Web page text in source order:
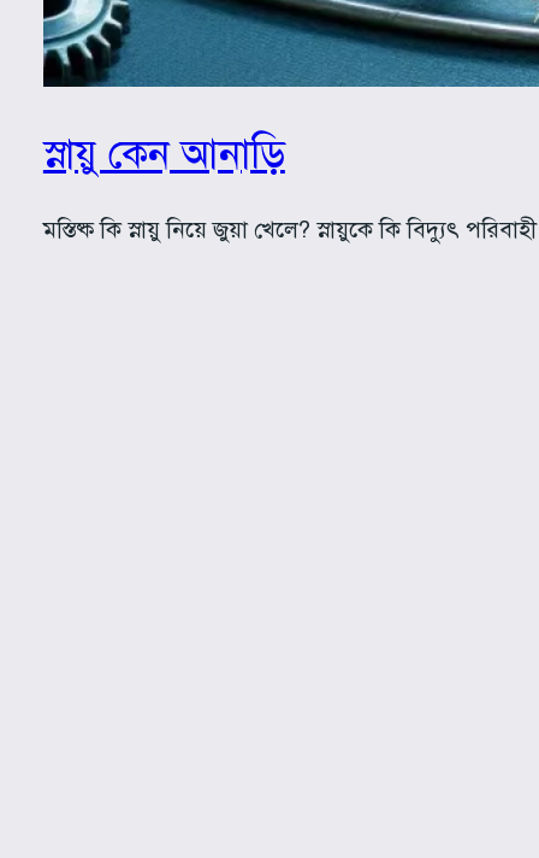
স্নায়ু কেন আনাড়ি
মস্তিষ্ক কি স্নায়ু নিয়ে জুয়া খেলে? স্নায়ুকে কি বিদ্যুৎ